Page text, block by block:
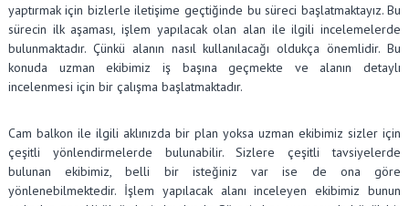
yaptırmak için bizlerle iletişime geçtiğinde bu süreci başlatmaktayız. Bu
sürecin ilk aşaması, işlem yapılacak olan alan ile ilgili incelemelerde
bulunmaktadır. Çünkü alanın nasıl kullanılacağı oldukça önemlidir. Bu
konuda uzman ekibimiz iş başına geçmekte ve alanın detaylı
incelenmesi için bir çalışma başlatmaktadır.
Cam balkon ile ilgili aklınızda bir plan yoksa uzman ekibimiz sizler için
çeşitli yönlendirmelerde bulunabilir. Sizlere çeşitli tavsiyelerde
bulunan ekibimiz, belli bir isteğiniz var ise de ona göre
yönlenebilmektedir. İşlem yapılacak alanı inceleyen ekibimiz bunun